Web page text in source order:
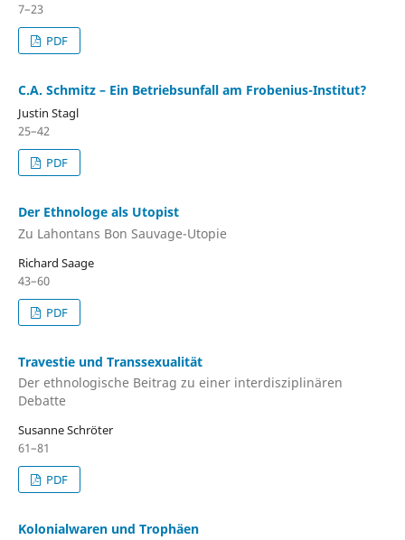
7–23
PDF
C.A. Schmitz – Ein Betriebsunfall am Frobenius-Institut?
Justin Stagl
25–42
PDF
Der Ethnologe als Utopist
Zu Lahontans Bon Sauvage-Utopie
Richard Saage
43–60
PDF
Travestie und Transsexualität
Der ethnologische Beitrag zu einer interdisziplinären
Debatte
Susanne Schröter
61–81
PDF
Kolonialwaren und Trophäen